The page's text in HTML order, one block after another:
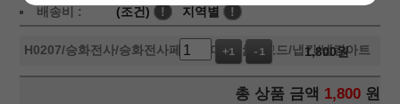
배송비 :
(조건) ! 지역별 !
H0207/승화전사/승화전사페이퍼/머그컵/칩보드/냅킨/냅킨아트
+1 -1 1,800원
총 상품 금액 1,800 원